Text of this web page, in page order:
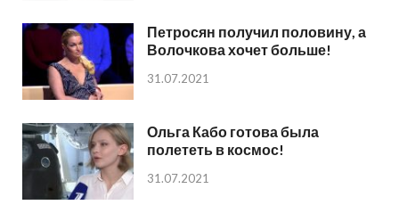
Петросян получил половину, а
Волочкова хочет больше!
31.07.2021
Ольга Кабо готова была
полететь в космос!
31.07.2021